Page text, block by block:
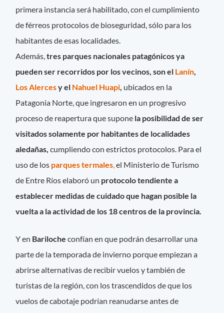
primera instancia será habilitado, con el cumplimiento
de férreos protocolos de bioseguridad, sólo para los
habitantes de esas localidades.
Además,tres parques nacionales patagónicos ya
pueden ser recorridos por los vecinos, son el Lanín,
Los Alercesy el Nahuel Huapi, ubicados en la
Patagonia Norte, que ingresaron en un progresivo
proceso de reapertura que supone la posibilidad de ser
visitados solamente por habitantes de localidades
aledañas, cumpliendo con estrictos protocolos. Para el
uso de los parques termales,el Ministerio de Turismo
de Entre Ríos elaboró un protocolo tendiente a
establecer medidas de cuidado que hagan posible la
vuelta a la actividad de los 18 centros de la provincia.
Y en Barilocheconfían en que podrán desarrollar una
parte de la temporada de invierno porque empiezan a
abrirse alternativas de recibir vuelos y también de
turistas de la región, con los trascendidos de que los
vuelos de cabotaje podrían reanudarse antes de